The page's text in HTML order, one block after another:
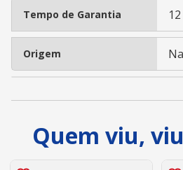
Tempo de Garantia
Origem
Quem viu,